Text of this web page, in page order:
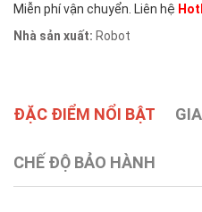
Miễn phí vận chuyển. Liên hệ
Nhà sản xuất: Robot
ĐẶC ĐIỂM NỔI BẬT
CHẾ ĐỘ BẢO HÀNH